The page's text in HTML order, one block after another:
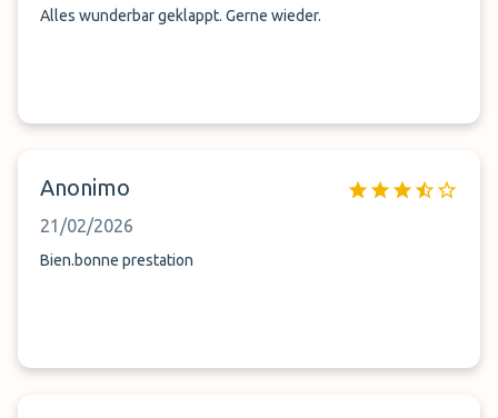
Alles wunderbar geklappt. Gerne wieder.
Anonimo
21/02/2026
Bien.bonne prestation